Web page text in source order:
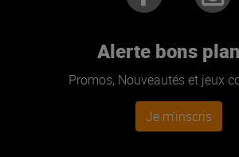
Alerte bons
Promos, Nouveautés et jeux
Je m'inscris